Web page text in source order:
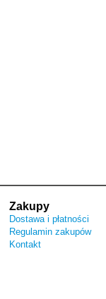
Zakupy
Dostawa i płatności
Regulamin zakupów
Kontakt